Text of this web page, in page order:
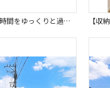
【洋室】 自分だけの時間をゆっくりと過ごせる大切なプライベート空間となります。※画像はイメージです。 趣味に没頭したり、読書を楽しんだり、心穏やかなひとときを演出する最適な場所です。